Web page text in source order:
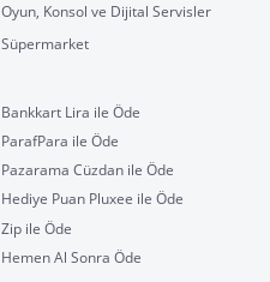
Oyun, Konsol ve Dijital Servisler
Süpermarket
Bankkart Lira ile Öde
ParafPara ile Öde
Pazarama Cüzdan ile Öde
Hediye Puan Pluxee ile Öde
Zip ile Öde
Hemen Al Sonra Öde